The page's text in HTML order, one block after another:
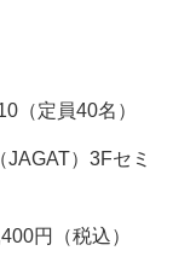
・多彩な商材～
（定員40名）
）3Fセミ
円（税込）